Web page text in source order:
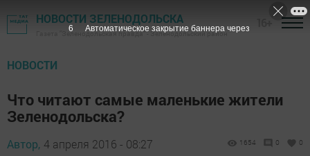
НОВОСТИ ЗЕЛЕНОДОЛЬСКА
Газета "Зеленодольская правда" - Зеленодольский район
НОВОСТИ
Что читают самые маленькие жители
Зеленодольска?
Автор, 4 апреля 2016 - 08:27 1654 0 0
5 Автоматическое закрытие баннера через